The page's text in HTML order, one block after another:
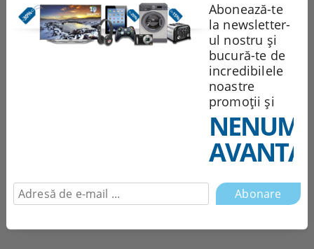
Politica de confidentialitate
Comentarii
Abonează-te
la newsletter-
ul nostru și
bucură-te de
incredibilele
noastre
promoții și